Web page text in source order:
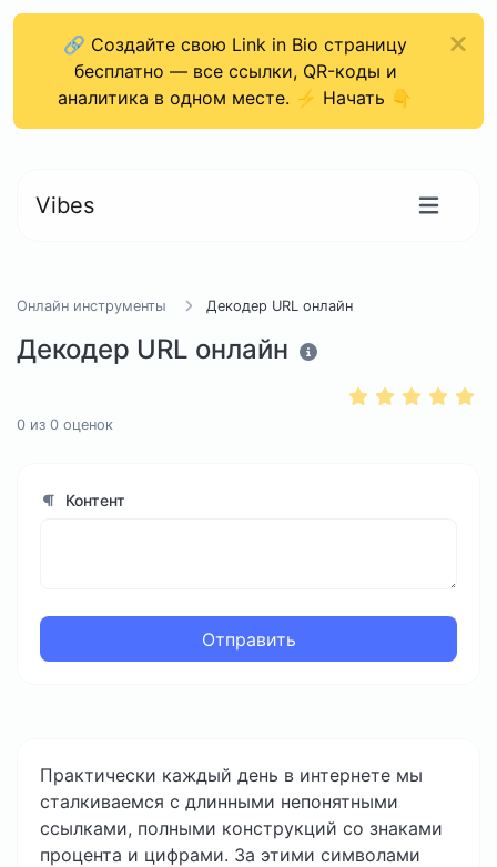
🔗 Создайте свою Link in Bio страницу
бесплатно — все ссылки, QR-коды и
аналитика в одном месте. ⚡ Начать 👇
Vibes
Онлайн инструменты Декодер URL онлайн
Декодер URL онлайн
0 из 0 оценок
Контент
Отправить
Практически каждый день в интернете мы
сталкиваемся с длинными непонятными
ссылками, полными конструкций со знаками
процента и цифрами. За этими символами